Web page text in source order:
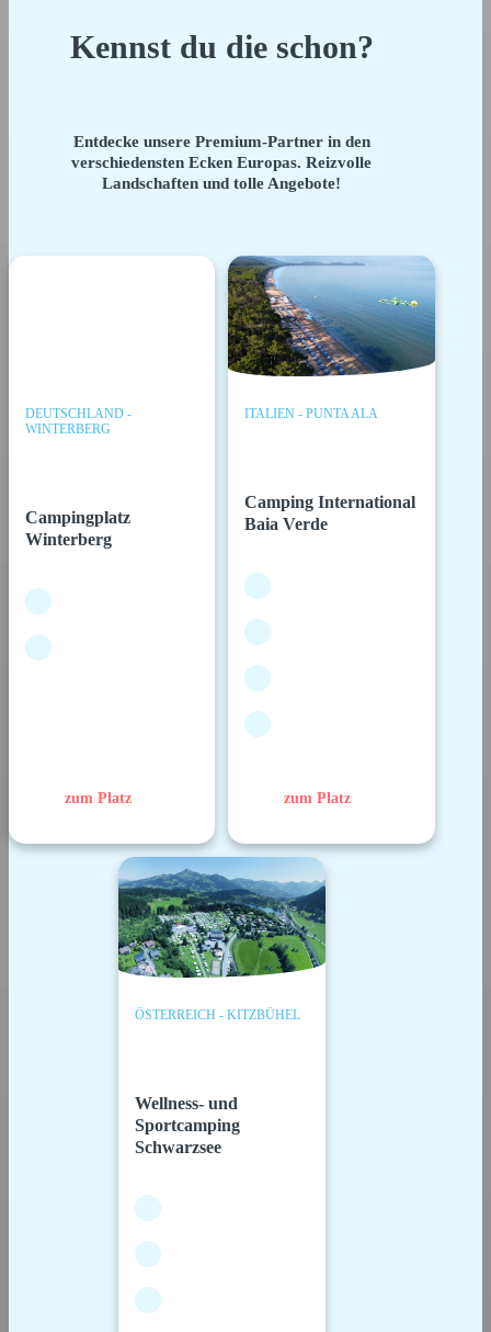
Kennst du die schon?
Entdecke unsere Premium-Partner in den
verschiedensten Ecken Europas. Reizvolle
Landschaften und tolle Angebote!
DEUTSCHLAND -
WINTERBERG
Campingplatz
Winterberg
zum Platz
ITALIEN - PUNTA ALA
Camping International
Baia Verde
zum Platz
ÖSTERREICH - KITZBÜHEL
Wellness- und
Sportcamping
Schwarzsee